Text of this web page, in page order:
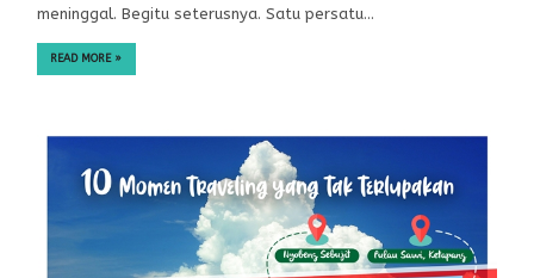
meninggal. Begitu seterusnya. Satu persatu…
READ MORE »